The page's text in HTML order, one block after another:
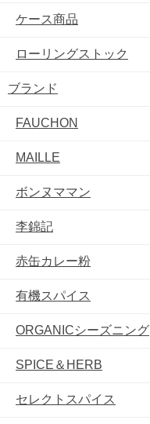
ケース商品
ローリングストック
ブランド
FAUCHON
MAILLE
ボンヌママン
李錦記
赤缶カレー粉
有機スパイス
ORGANICシーズニング
SPICE＆HERB
セレクトスパイス